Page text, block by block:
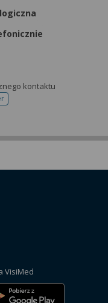
kontaktu
do rejestracji
VisiMed